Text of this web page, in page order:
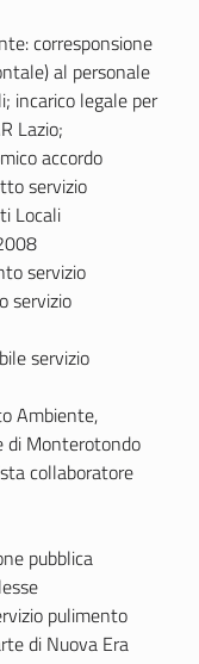
corresponsione
al personale
incarico legale per
Lazio;
accordo
servizio
Locali
servizio
servizio
servizio
Ambiente,
di Monterotondo
collaboratore
pubblica
pulimento
di Nuova Era